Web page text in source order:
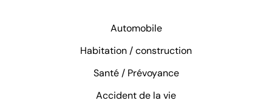
Automobile
Habitation / construction
Santé / Prévoyance
Accident de la vie